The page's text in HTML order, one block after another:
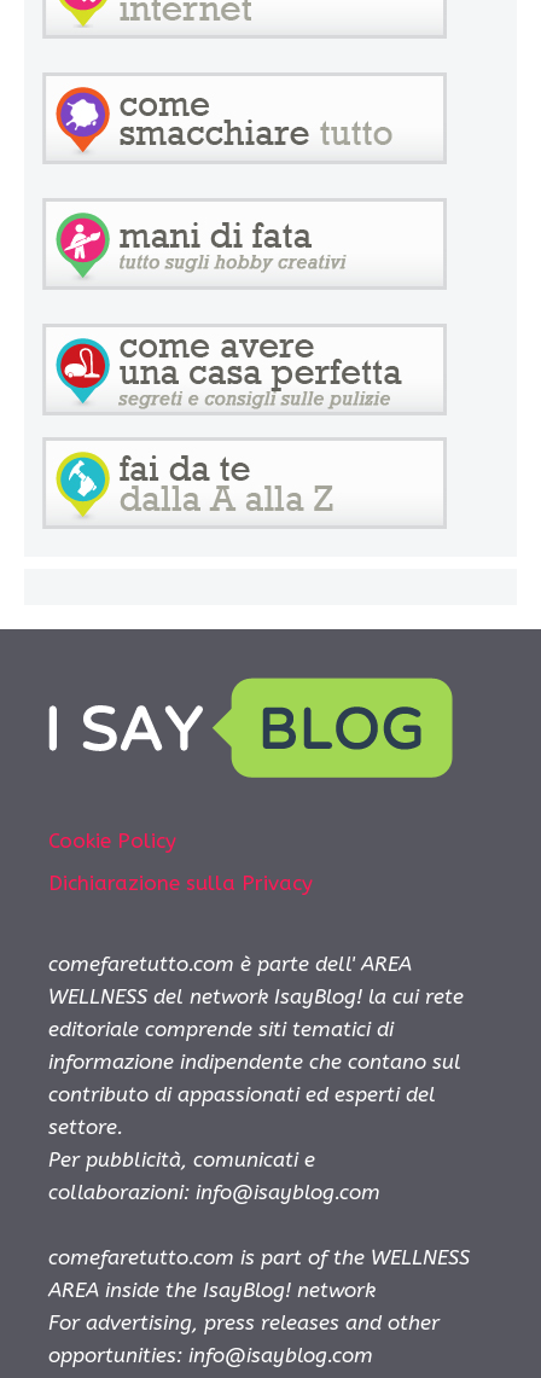
Cookie Policy
Dichiarazione sulla Privacy
comefaretutto.com è parte dell' AREA
WELLNESS del network IsayBlog! la cui rete
editoriale comprende siti tematici di
informazione indipendente che contano sul
contributo di appassionati ed esperti del
settore.
Per pubblicità, comunicati e
collaborazioni: info@isayblog.com
comefaretutto.com is part of the WELLNESS
AREA inside the IsayBlog! network
For advertising, press releases and other
opportunities: info@isayblog.com